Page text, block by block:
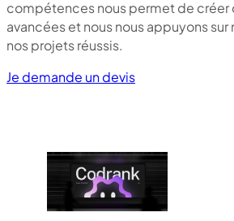
compétences nous permet de créer
avancées et nous nous appuyons
nos projets réussis.
Je demande un devis